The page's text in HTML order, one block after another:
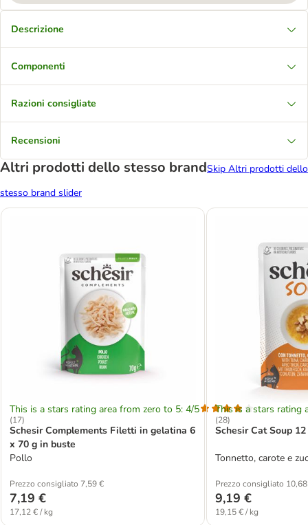
Descrizione
Componenti
Razioni consigliate
Recensioni
Altri prodotti dello stesso brandSkip Altri prodotti dello
stesso brand slider
This is a stars rating area from zero to 5: 4/5
(17)
Schesir Complements Filetti in gelatina 6
x 70 g in buste
Pollo
Prezzo consigliato 7,59 €
7,19 €
17,12 € / kg
This is a stars rating
(28)
Schesir Cat Soup
Tonnetto, carote e
Prezzo consigliato
9,19 €
19,15 € / kg